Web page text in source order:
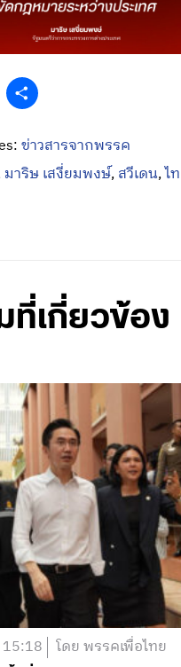
Twitter
ข่าวสารจากพรรค
มาริษ เสงี่ยมพงษ์,สวีเดน,ไ
ที่เกี่ยวข้อง
โดย พรรคเพื่อไทย